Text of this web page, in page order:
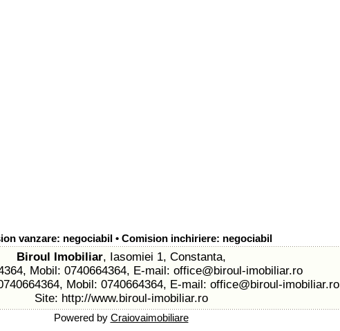
vanzare: negociabil • Comision inchiriere: negociabil
Biroul Imobiliar, Iasomiei 1, Constanta,
Mobil: 0740664364, E-mail: office@biroul-imobiliar.ro
Mobil: 0740664364, E-mail: office@biroul-imobiliar.ro
Site: http://www.biroul-imobiliar.ro
Powered by Craiovaimobiliare